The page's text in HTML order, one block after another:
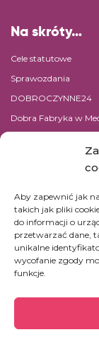
Aby zapewnić jak
takich jak pliki
do informacji o
przetwarzać dane,
unikalne
wycofanie zgody
funkcje.
Na skróty…
Cele statutowe
Sprawozdania
DOBROCZYNNE24
Dobra Fabryka w
Polityka prywatności